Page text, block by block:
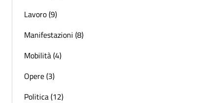
Lavoro (9)
Manifestazioni (8)
Mobilità (4)
Opere (3)
Politica (12)